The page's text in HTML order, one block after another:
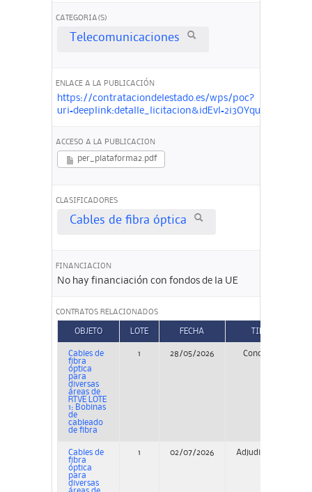
CATEGORIA(S)
Telecomunicaciones
ENLACE A LA PUBLICACIÓN
https://contrataciondelestado.es/wps/poc?
ACCESO A LA PUBLICACION
per_plataforma2.pdf
CLASIFICADORES
Cables de fibra óptica
FINANCIACION
No hay financiación con fondos de la UE
CONTRATOS RELACIONADOS
OBJETO LOTE FECHA TIPO
Cables de
fibra
óptica
para
diversas
áreas de
RTVE LOTE
1: Bobinas
de
cableado
de fibra
1 28/05/2026 Concurso
Cables de
fibra
óptica
para
diversas
1 02/07/2026 Adjudicación